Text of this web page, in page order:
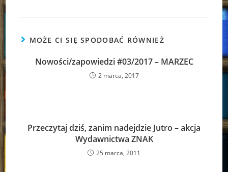
MOŻE CI SIĘ SPODOBAĆ RÓWNIEŻ
Nowości/zapowiedzi #03/2017 – MARZEC
2 marca, 2017
Przeczytaj dziś, zanim nadejdzie Jutro – akcja
Wydawnictwa ZNAK
25 marca, 2011